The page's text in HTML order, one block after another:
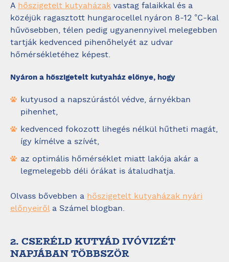
A hőszigetelt kutyaházak vastag falaikkal és a
közéjük ragasztott hungarocellel nyáron 8-12 °C-kal
hűvösebben, télen pedig ugyanennyivel melegebben
tartják kedvenced pihenőhelyét az udvar
hőmérsékletéhez képest.
Nyáron a hőszigetelt kutyaház előnye, hogy
kutyusod a napszúrástól védve, árnyékban
pihenhet,
kedvenced fokozott lihegés nélkül hűtheti magát,
így kímélve a szívét,
az optimális hőmérséklet miatt lakója akár a
legmelegebb déli órákat is átaludhatja.
Olvass bővebben a hőszigetelt kutyaházak nyári
előnyeirőla Számel blogban.
2. CSERÉLD KUTYÁD IVÓVIZÉT
NAPJÁBAN TÖBBSZÖR